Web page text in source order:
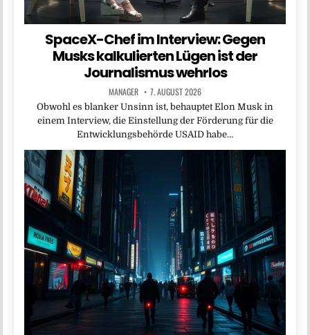
SpaceX-Chef im Interview: Gegen
Musks kalkulierten Lügen ist der
Journalismus wehrlos
MANAGER 7. AUGUST 2026
Obwohl es blanker Unsinn ist, behauptet Elon Musk in
einem Interview, die Einstellung der Förderung für die
Entwicklungsbehörde USAID habe…